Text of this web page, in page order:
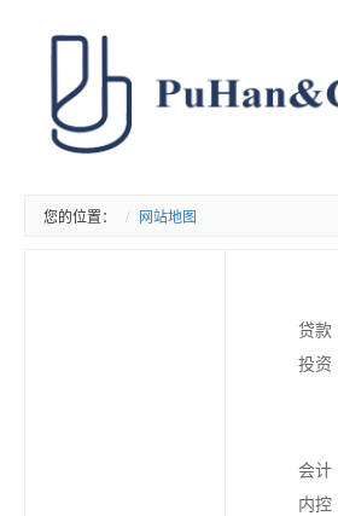
您的位置： 网站地图
贷款
投资
会计
内控